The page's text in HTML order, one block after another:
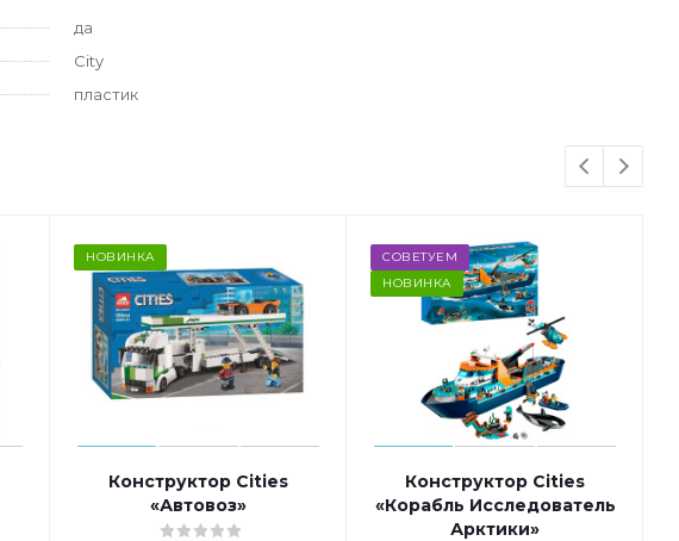
да
City
пластик
НОВИНКА
Конструктор Cities
«Автовоз»
СОВЕТУЕМ
НОВИНКА
Конструктор Cities
«Корабль Исследователь
Арктики»